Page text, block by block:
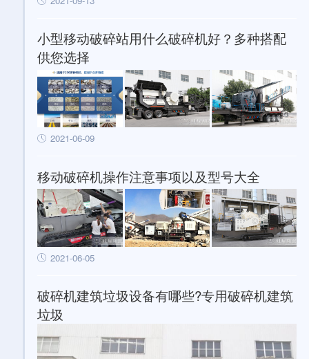
小型移动破碎站用什么破碎机好？多种搭配
供您选择
2021-06-09
移动破碎机操作注意事项以及型号大全
2021-06-05
破碎机建筑垃圾设备有哪些?专用破碎机建筑
垃圾